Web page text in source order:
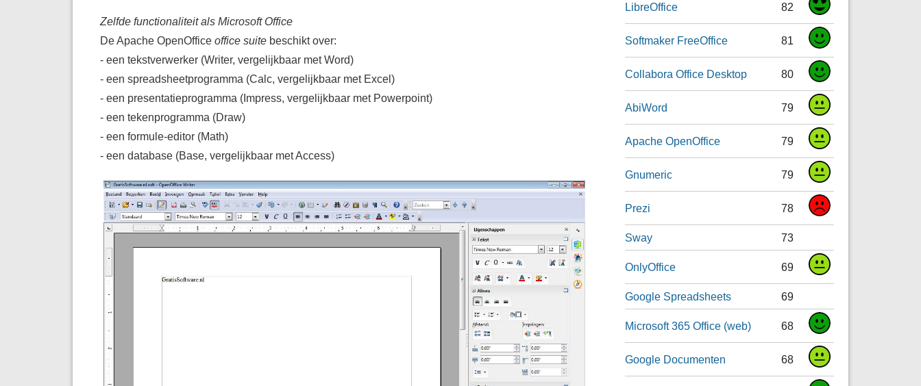
Zelfde functionaliteit als Microsoft Office
De Apache OpenOffice office suitebeschikt over:
- een tekstverwerker (Writer, vergelijkbaar met Word)
- een spreadsheetprogramma (Calc, vergelijkbaar met Excel)
- een presentatieprogramma (Impress, vergelijkbaar met Powerpoint)
- een tekenprogramma (Draw)
- een formule-editor (Math)
- een database (Base, vergelijkbaar met Access)
LibreOffice 82
Softmaker FreeOffice 81
Collabora Office Desktop 80
AbiWord 79
Apache OpenOffice 79
Gnumeric 79
Prezi 78
Sway 73
OnlyOffice 69
Google Spreadsheets 69
Microsoft 365 Office (web) 68
Google Documenten 68